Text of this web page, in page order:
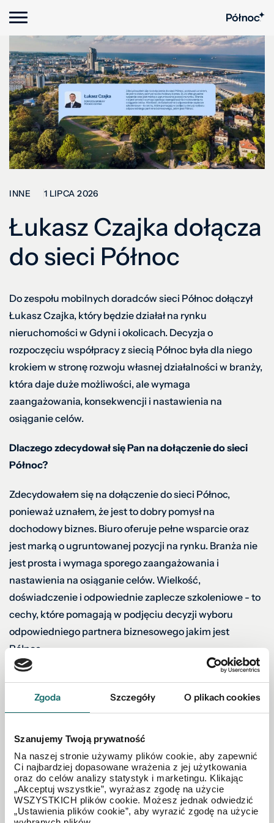
Zgoda Szczegóły O plikach cookies
Szanujemy Twoją prywatność
Na naszej stronie używamy plików cookie, aby zapewnić
Ci najbardziej dopasowane wrażenia z jej użytkowania
oraz do celów analizy statystyk i marketingu. Klikając
„Akceptuj wszystkie”, wyrażasz zgodę na użycie
WSZYSTKICH plików cookie. Możesz jednak odwiedzić
„Ustawienia plików cookie”, aby wyrazić zgodę na użycie
INNE 1 LIPCA 2026
Łukasz Czajka dołącza
do sieci Północ
Do zespołu mobilnych doradców sieci Północ dołączył
Łukasz Czajka, który będzie działał na rynku
nieruchomości w Gdyni i okolicach. Decyzja o
rozpoczęciu współpracy z siecią Północ była dla niego
krokiem w stronę rozwoju własnej działalności w branży,
która daje duże możliwości, ale wymaga
zaangażowania, konsekwencji i nastawienia na
osiąganie celów.
Dlaczego zdecydował się Pan na dołączenie do sieci
Północ?
Zdecydowałem się na dołączenie do sieci Północ,
ponieważ uznałem, że jest to dobry pomysł na
dochodowy biznes. Biuro oferuje pełne wsparcie oraz
jest marką o ugruntowanej pozycji na rynku. Branża nie
jest prosta i wymaga sporego zaangażowania i
nastawienia na osiąganie celów. Wielkość,
doświadczenie i odpowiednie zaplecze szkoleniowe - to
cechy, które pomagają w podjęciu decyzji wyboru
odpowiedniego partnera biznesowego jakim jest
Północ.
Franczyzę Mobilną?
uwagi na to, że jest to elastyczna forma współpracy.
Prowadzę również inny biznes związany ze sprzedażą i
montażem okien w Holandii, który pochłania mnie dość
sporo czasu. Bardzo ważnym aspektem Franczyzy
Mobilnej jest to, że nie jestem ograniczony do